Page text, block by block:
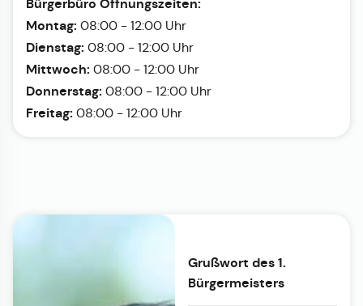
Bürgerbüro Öffnungszeiten:
Montag: 08:00 - 12:00 Uhr
Dienstag: 08:00 - 12:00 Uhr
Mittwoch: 08:00 - 12:00 Uhr
Donnerstag: 08:00 - 12:00 Uhr
Freitag: 08:00 - 12:00 Uhr
Grußwort des 1.
Bürgermeisters